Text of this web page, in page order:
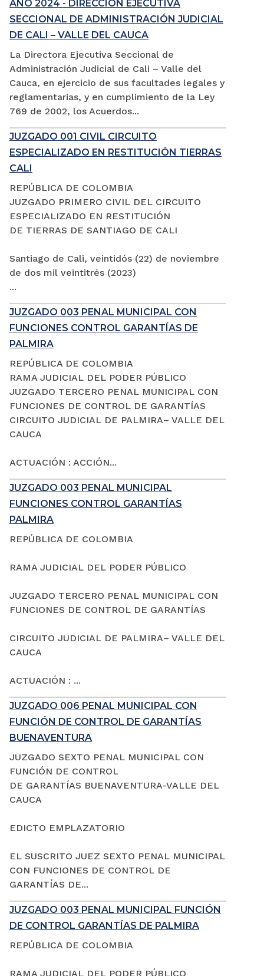
AÑO 2024 - DIRECCIÓN EJECUTIVA
SECCIONAL DE ADMINISTRACIÓN JUDICIAL
DE CALI – VALLE DEL CAUCA
La Directora Ejecutiva Seccional de
Administración Judicial de Cali – Valle del
Cauca, en ejercicio de sus facultades legales y
reglamentarias, y en cumplimiento de la Ley
769 de 2002, los Acuerdos...
JUZGADO 001 CIVIL CIRCUITO
ESPECIALIZADO EN RESTITUCIÓN TIERRAS
CALI
REPÚBLICA DE COLOMBIA
JUZGADO PRIMERO CIVIL DEL CIRCUITO
ESPECIALIZADO EN RESTITUCIÓN
DE TIERRAS DE SANTIAGO DE CALI
Santiago de Cali, veintidós (22) de noviembre
de dos mil veintitrés (2023)
...
JUZGADO 003 PENAL MUNICIPAL CON
FUNCIONES CONTROL GARANTÍAS DE
PALMIRA
REPÚBLICA DE COLOMBIA
RAMA JUDICIAL DEL PODER PÚBLICO
JUZGADO TERCERO PENAL MUNICIPAL CON
FUNCIONES DE CONTROL DE GARANTÍAS
CIRCUITO JUDICIAL DE PALMIRA– VALLE DEL
CAUCA
ACTUACIÓN : ACCIÓN...
JUZGADO 003 PENAL MUNICIPAL
FUNCIONES CONTROL GARANTÍAS
PALMIRA
REPÚBLICA DE COLOMBIA
RAMA JUDICIAL DEL PODER PÚBLICO
JUZGADO TERCERO PENAL MUNICIPAL CON
FUNCIONES DE CONTROL DE GARANTÍAS
CIRCUITO JUDICIAL DE PALMIRA– VALLE DEL
CAUCA
ACTUACIÓN : ...
JUZGADO 006 PENAL MUNICIPAL CON
FUNCIÓN DE CONTROL DE GARANTÍAS
BUENAVENTURA
JUZGADO SEXTO PENAL MUNICIPAL CON
FUNCIÓN DE CONTROL
DE GARANTÍAS BUENAVENTURA-VALLE DEL
CAUCA
EDICTO EMPLAZATORIO
EL SUSCRITO JUEZ SEXTO PENAL MUNICIPAL
CON FUNCIONES DE CONTROL DE
GARANTÍAS DE...
JUZGADO 003 PENAL MUNICIPAL FUNCIÓN
DE CONTROL GARANTÍAS DE PALMIRA
REPÚBLICA DE COLOMBIA
RAMA JUDICIAL DEL PODER PÚBLICO